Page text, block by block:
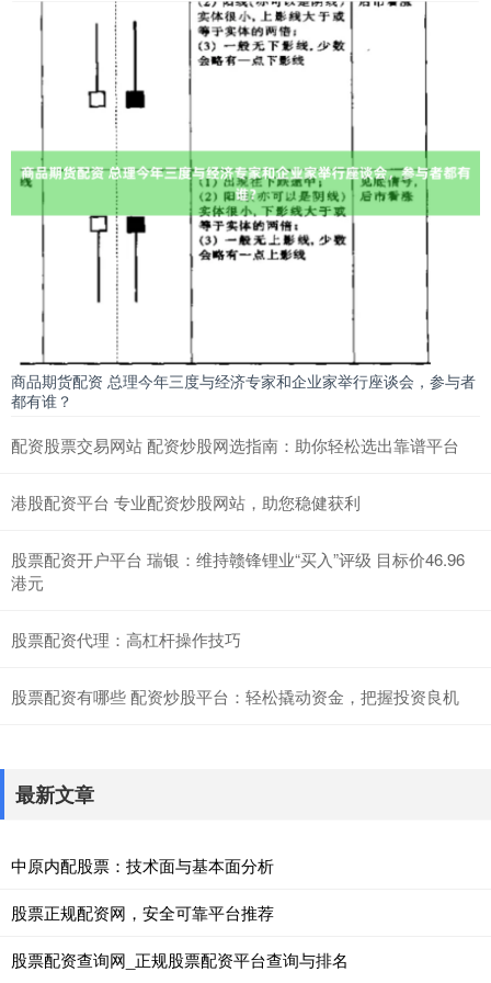
商品期货配资 总理今年三度与经济专家和企业家举行座谈会，参与者
都有谁？
配资股票交易网站 配资炒股网选指南：助你轻松选出靠谱平台
港股配资平台 专业配资炒股网站，助您稳健获利
股票配资开户平台 瑞银：维持赣锋锂业“买入”评级 目标价46.96
港元
股票配资代理：高杠杆操作技巧
股票配资有哪些 配资炒股平台：轻松撬动资金，把握投资良机
最新文章
中原内配股票：技术面与基本面分析
股票正规配资网，安全可靠平台推荐
股票配资查询网_正规股票配资平台查询与排名